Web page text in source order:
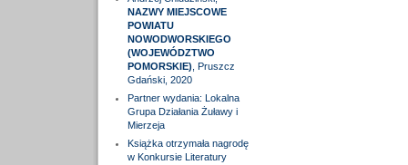
NAZWY MIEJSCOWE
POWIATU
NOWODWORSKIEGO
(WOJEWÓDZTWO
POMORSKIE) , Pruszcz
Gdański, 2020
Partner wydania: Lokalna
Grupa Działania Żuławy i
Mierzeja
Książka otrzymała nagrodę
w Konkursie Literatury